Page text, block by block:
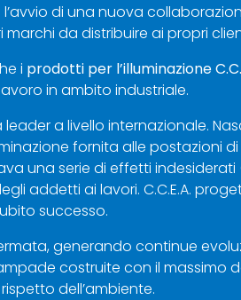
di una nuova
marchi da distribuire ai propri
i prodotti per l’illuminazione
in ambito industriale.
leader a livello internazionale.
fornita alle postazioni
una serie di effetti
addetti ai lavori. C.C.E.A.
successo.
generando continue
costruite con il
dell’ambiente.